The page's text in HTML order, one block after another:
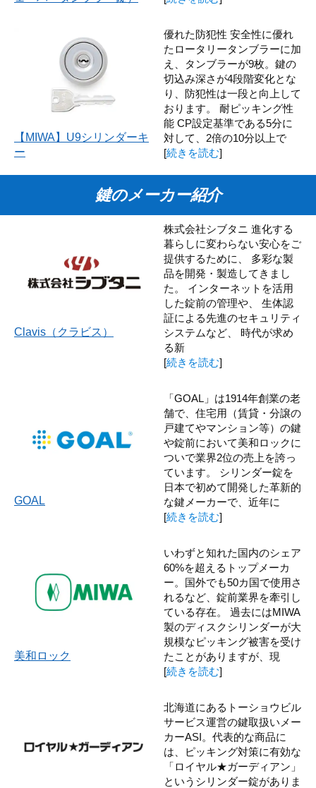
【MIWA】U9シリンダーキ
ー
優れた防犯性 安全性に優れ
たロータリータンブラーに加
え、タンブラーが9枚。鍵の
切込み深さが4段階変化とな
り、防犯性は一段と向上して
おります。 耐ピッキング性
能 CP設定基準である5分に
対して、2倍の10分以上で
[続きを読む]
鍵のメーカー紹介
Clavis（クラビス）
株式会社シブタニ 進化する
暮らしに変わらない安心をご
提供するために、 多彩な製
品を開発・製造してきまし
た。 インターネットを活用
した錠前の管理や、 生体認
証による先進のセキュリティ
システムなど、 時代が求め
る新
[続きを読む]
GOAL
「GOAL」は1914年創業の老
舗で、住宅用（賃貸・分譲の
戸建てやマンション等）の鍵
や錠前において美和ロックに
ついで業界2位の売上を誇っ
ています。 シリンダー錠を
日本で初めて開発した革新的
な鍵メーカーで、近年に
[続きを読む]
美和ロック
いわずと知れた国内のシェア
60%を超えるトップメーカ
ー。国外でも50カ国で使用さ
れるなど、錠前業界を牽引し
ている存在。 過去にはMIWA
製のディスクシリンダーが大
規模なピッキング被害を受け
たことがありますが、現
[続きを読む]
北海道にあるトーショウビル
サービス運営の鍵取扱いメー
カーASI。代表的な商品に
は、ピッキング対策に有効な
「ロイヤル★ガーディアン」
というシリンダー錠がありま